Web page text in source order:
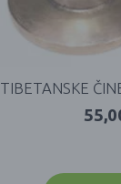
TIBETANSKE